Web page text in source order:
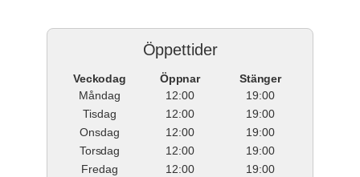
Öppettider
Veckodag Öppnar
Stänger
Måndag
12:00
19:00
Tisdag
12:00
19:00
Onsdag
12:00
19:00
Torsdag
12:00
19:00
Fredag
12:00
19:00